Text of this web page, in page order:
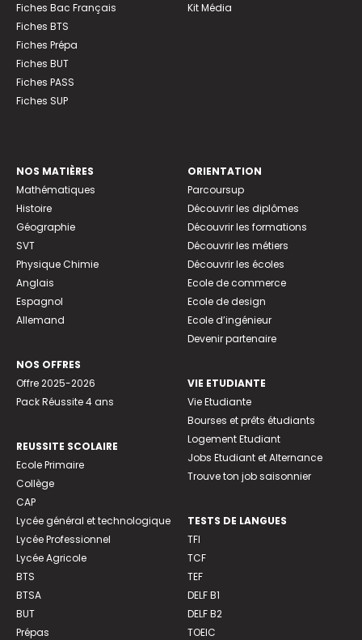
Fiches Bac Français
Fiches BTS
Fiches Prépa
Fiches BUT
Fiches PASS
Fiches SUP
Kit Média
NOS MATIÈRES
Mathématiques
Histoire
Géographie
SVT
Physique Chimie
Anglais
Espagnol
Allemand
NOS OFFRES
Offre 2025-2026
Pack Réussite 4 ans
REUSSITE SCOLAIRE
Ecole Primaire
Collège
CAP
Lycée général et technologique
Lycée Professionnel
Lycée Agricole
BTS
BTSA
BUT
Prépas
ORIENTATION
Parcoursup
Découvrir les diplômes
Découvrir les formations
Découvrir les métiers
Découvrir les écoles
Ecole de commerce
Ecole de design
Ecole d’ingénieur
Devenir partenaire
VIE ETUDIANTE
Vie Etudiante
Bourses et prêts étudiants
Logement Etudiant
Jobs Etudiant et Alternance
Trouve ton job saisonnier
TESTS DE LANGUES
TFI
TCF
TEF
DELF B1
DELF B2
TOEIC